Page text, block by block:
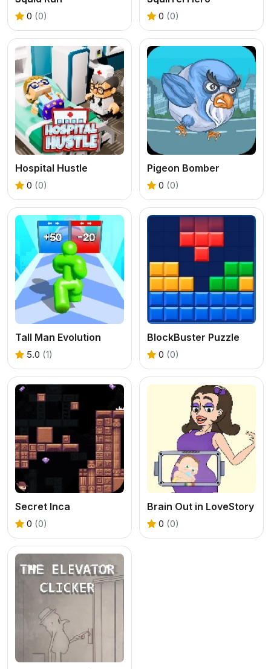
0 (0) 0 (0)
Hospital Hustle
0 (0)
Pigeon Bomber
0 (0)
Tall Man Evolution
5.0 (1)
BlockBuster Puzzle
0 (0)
Secret Inca
0 (0)
Brain Out in LoveStory
0 (0)